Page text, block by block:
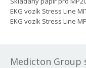
EKG vozík Stress Line
EKG vozík Stress Line
Medicton Group